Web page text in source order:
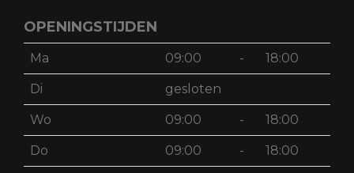
OPENINGSTIJDEN
Ma 09:00 - 18:00
Di gesloten
Wo 09:00 - 18:00
Do 09:00 - 18:00